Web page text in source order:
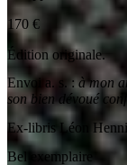
170 €
Édition originale.
Envoi a. s. :à mon
son bien dévoué
Ex-libris Léon
Bel exemplaire